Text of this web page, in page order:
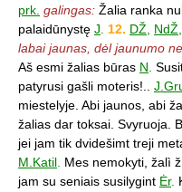
prk. galingas: Žalia ranka
palaidūnystę J. 12. DŽ, NdŽ,
labai jaunas, dėl jaunumo
Aš esmi žalias būras N.
patyrusi gašli moteris!..
miestelyje. Abi jaunos, abi
žalias dar toksai. Svyruoja.
jei jam tik dvidešimt treji
M.Katil. Mes nemokyti, žalì
jam su seniais susilygint Ėr.